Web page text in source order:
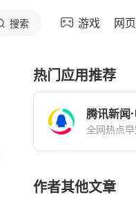
搜索 游戏 网
热门应用推荐
腾讯新闻
全网热点
作者其他文章